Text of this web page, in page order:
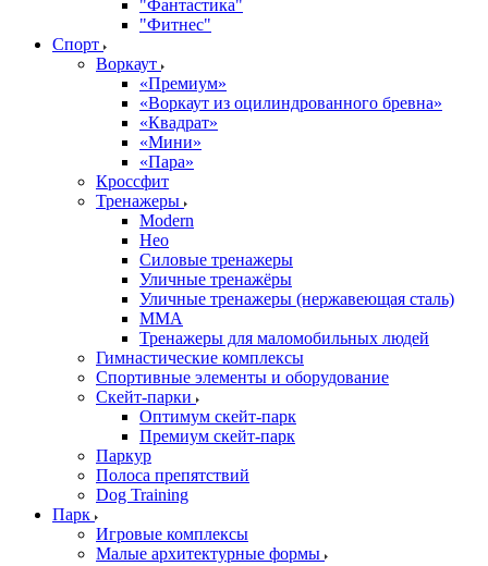
"Фантастика"
"Фитнес"
Спорт
Воркаут
«Премиум»
«Воркаут из оцилиндрованного бревна»
«Квадрат»
«Мини»
«Пара»
Кроссфит
Тренажеры
Modern
Нео
Силовые тренажеры
Уличные тренажёры
Уличные тренажеры (нержавеющая сталь)
ММА
Тренажеры для маломобильных людей
Гимнастические комплексы
Спортивные элементы и оборудование
Скейт-парки
Оптимум скейт-парк
Премиум скейт-парк
Паркур
Полоса препятствий
Dog Training
Парк
Игровые комплексы
Малые архитектурные формы